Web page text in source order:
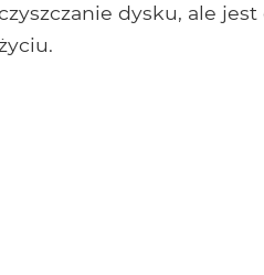
dysku, ale